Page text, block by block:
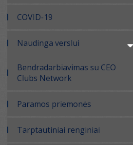
COVID-19
Naudinga verslui
Bendradarbiavimas su CEO
Clubs Network
Paramos priemonės
Tarptautiniai renginiai